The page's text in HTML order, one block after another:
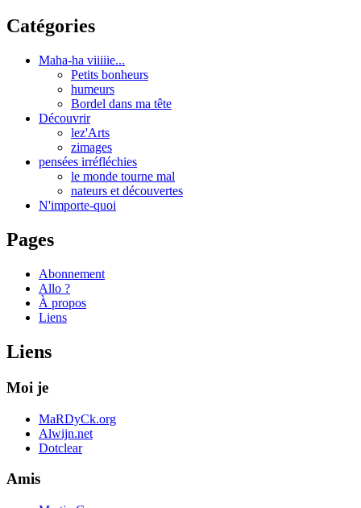
Catégories
Maha-ha viiiiie...
Petits bonheurs
humeurs
Bordel dans ma tête
Découvrir
lez'Arts
zimages
pensées irréfléchies
le monde tourne mal
nateurs et découvertes
N'importe-quoi
Pages
Abonnement
Allo ?
À propos
Liens
Liens
Moi je
MaRDyCk.org
Alwijn.net
Dotclear
Amis